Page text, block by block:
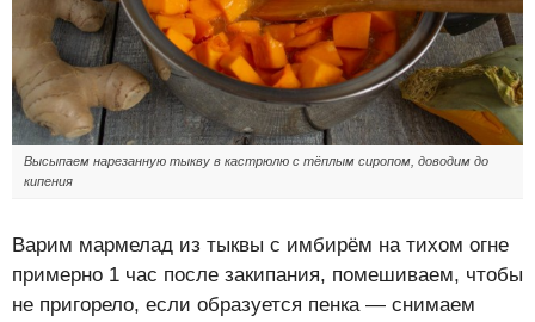
Высыпаем нарезанную тыкву в кастрюлю с тёплым сиропом, доводим до
кипения
Варим мармелад из тыквы с имбирём на тихом огне
примерно 1 час после закипания, помешиваем, чтобы
не пригорело, если образуется пенка — снимаем